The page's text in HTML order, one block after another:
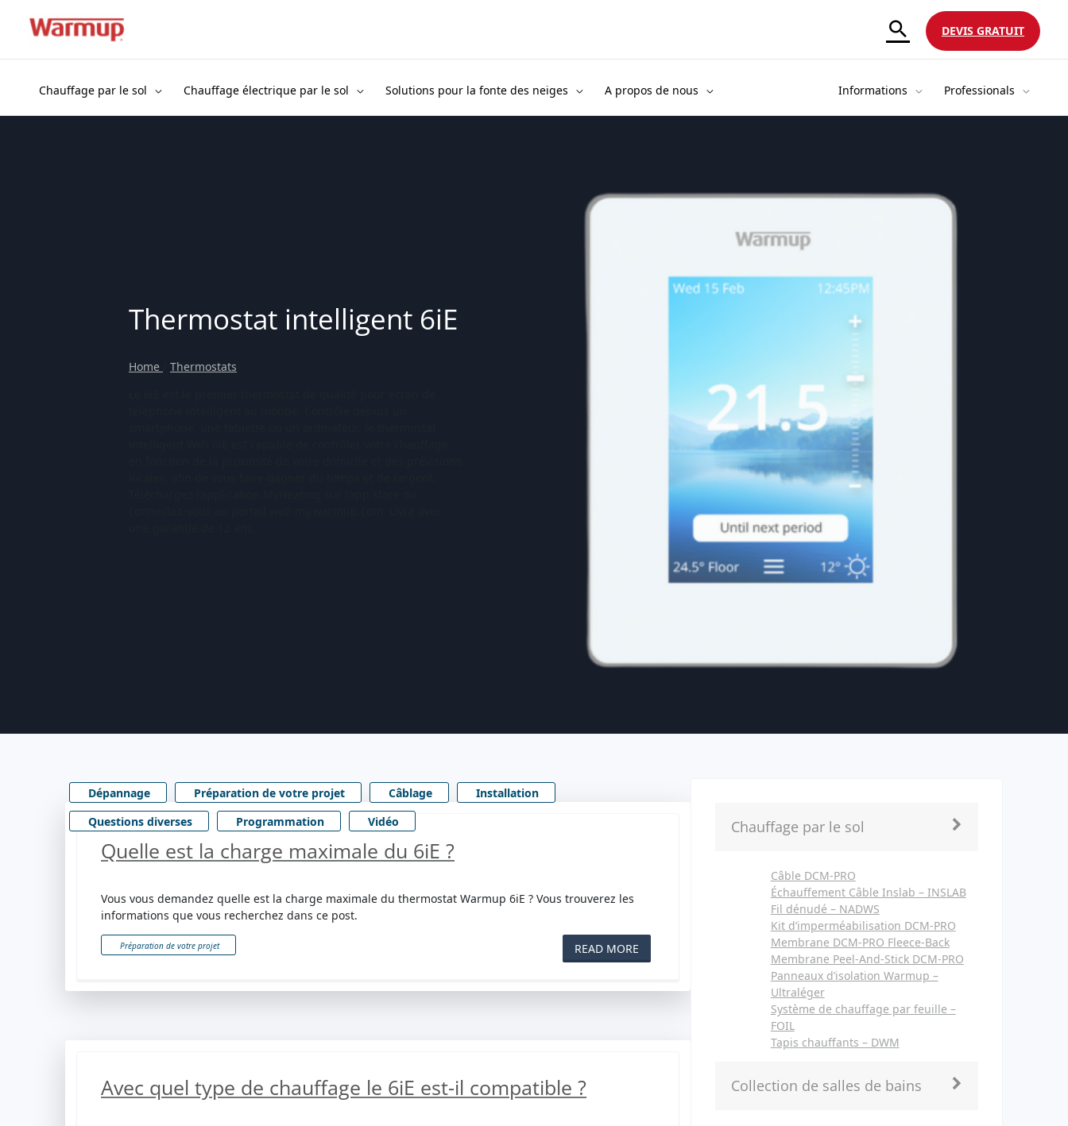
contenu
DEVIS GRATUIT
Chauffage par le sol Chauffage électrique par le sol Solutions pour la fonte des neiges A propos de nous Informations Professionals
Thermostat intelligent 6iE
Home
Thermostats
Dépannage Préparation de votre projet Câblage
Installation
Questions diverses
Programmation Vidéo
Quelle est la charge maximale du 6iE ?
Vous vous demandez quelle est la charge maximale du thermostat Warmup 6iE ? Vous trouverez les
informations que vous recherchez dans ce post.
READ MORE
Préparation de votre projet
Avec quel type de chauffage le 6iE est-il compatible ?
Chauffage par le sol
Câble DCM-PRO
Échauffement Câble Inslab – INSLAB
Fil dénudé – NADWS
Kit d’imperméabilisation DCM-PRO
Membrane DCM-PRO Fleece-Back
Membrane Peel-And-Stick DCM-PRO
Panneaux d’isolation Warmup –
Ultraléger
Système de chauffage par feuille –
FOIL
Tapis chauffants – DWM
Collection de salles de bains